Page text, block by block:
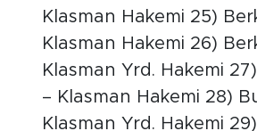
Klasman Hakemi 25)
Klasman Hakemi 26)
Klasman Yrd. Hakemi
– Klasman Hakemi 28)
Klasman Yrd. Hakemi